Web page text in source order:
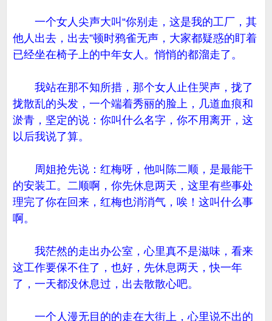
一个女人尖声大叫“你别走，这是我的工厂，其
他人出去，出去”顿时鸦雀无声，大家都疑惑的盯着
已经坐在椅子上的中年女人。悄悄的都溜走了。
我站在那不知所措，那个女人止住哭声，拢了
拢散乱的头发，一个端着秀丽的脸上，几道血痕和
淤青，坚定的说：你叫什么名字，你不用离开，这
以后我说了算。
周姐抢先说：红梅呀，他叫陈二顺，是最能干
的安装工。二顺啊，你先休息两天，这里有些事处
理完了你在回来，红梅也消消气，唉！这叫什么事
啊。
我茫然的走出办公室，心里真不是滋味，看来
这工作要保不住了，也好，先休息两天，快一年
了，一天都没休息过，出去散散心吧。
一个人漫无目的的走在大街上，心里说不出的